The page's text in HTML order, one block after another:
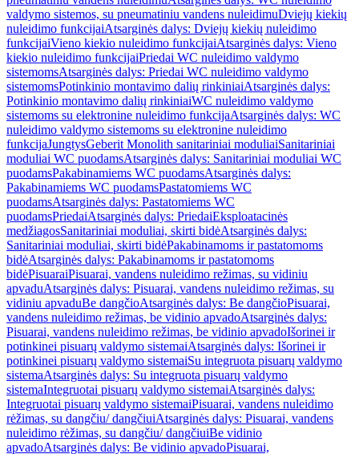
valdymo sistemos, su pneumatiniu vandens nuleidimuDviejų kiekių
nuleidimo funkcijaiAtsarginės dalys: Dviejų kiekių nuleidimo
funkcijaiVieno kiekio nuleidimo funkcijaiAtsarginės dalys: Vieno
kiekio nuleidimo funkcijaiPriedai WC nuleidimo valdymo
sistemomsAtsarginės dalys: Priedai WC nuleidimo valdymo
sistemomsPotinkinio montavimo dalių rinkiniaiAtsarginės dalys:
Potinkinio montavimo dalių rinkiniaiWC nuleidimo valdymo
sistemoms su elektronine nuleidimo funkcijaAtsarginės dalys: WC
nuleidimo valdymo sistemoms su elektronine nuleidimo
funkcijaJungtysGeberit Monolith sanitariniai moduliaiSanitariniai
moduliai WC puodamsAtsarginės dalys: Sanitariniai moduliai WC
puodamsPakabinamiems WC puodamsAtsarginės dalys:
Pakabinamiems WC puodamsPastatomiems WC
puodamsAtsarginės dalys: Pastatomiems WC
puodamsPriedaiAtsarginės dalys: PriedaiEksploatacinės
medžiagosSanitariniai moduliai, skirti bidėAtsarginės dalys:
Sanitariniai moduliai, skirti bidėPakabinamoms ir pastatomoms
bidėAtsarginės dalys: Pakabinamoms ir pastatomoms
bidėPisuaraiPisuarai, vandens nuleidimo režimas, su vidiniu
apvaduAtsarginės dalys: Pisuarai, vandens nuleidimo režimas, su
vidiniu apvaduBe dangčioAtsarginės dalys: Be dangčioPisuarai,
vandens nuleidimo režimas, be vidinio apvadoAtsarginės dalys:
Pisuarai, vandens nuleidimo režimas, be vidinio apvadoIšorinei ir
potinkinei pisuarų valdymo sistemaiAtsarginės dalys: Išorinei ir
potinkinei pisuarų valdymo sistemaiSu integruota pisuarų valdymo
sistemaAtsarginės dalys: Su integruota pisuarų valdymo
sistemaIntegruotai pisuarų valdymo sistemaiAtsarginės dalys:
Integruotai pisuarų valdymo sistemaiPisuarai, vandens nuleidimo
rėžimas, su dangčiu/ dangčiuiAtsarginės dalys: Pisuarai, vandens
nuleidimo rėžimas, su dangčiu/ dangčiuiBe vidinio
apvadoAtsarginės dalys: Be vidinio apvadoPisuarai,